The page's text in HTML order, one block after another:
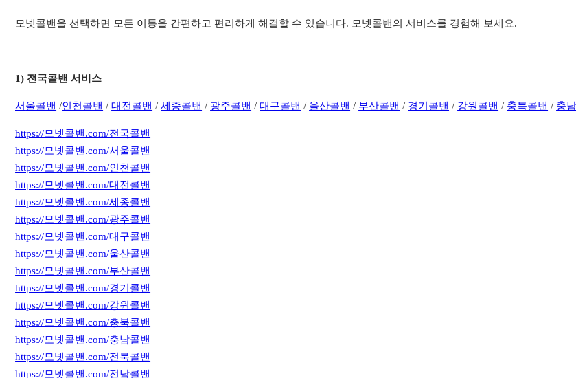
모넷콜밴을 선택하면 모든 이동을 간편하고 편리하게 해결할 수 있습니다. 모넷콜밴의 서비스를 경험해 보세요.
1) 전국콜밴 서비스
서 울콜밴 /인천콜밴 /대전콜밴 /세종콜밴 / 광주콜밴 /대구콜밴 / 울산콜밴 / 부산콜밴 / 경기콜밴 / 강원콜밴 / 충북콜밴 / 충
https://모넷콜밴.com/전국콜밴
https://모넷콜밴.com/서울콜밴
https://모넷콜밴.com/인천콜밴
https://모넷콜밴.com/대전콜밴
https://모넷콜밴.com/세종콜밴
https://모넷콜밴.com/광주콜밴
https://모넷콜밴.com/대구콜밴
https://모넷콜밴.com/울산콜밴
https://모넷콜밴.com/부산콜밴
https://모넷콜밴.com/경기콜밴
https://모넷콜밴.com/강원콜밴
https://모넷콜밴.com/충북콜밴
https://모넷콜밴.com/충남콜밴
https://모넷콜밴.com/전북콜밴
https://모넷콜밴.com/전남콜밴